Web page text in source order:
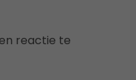
reactie te